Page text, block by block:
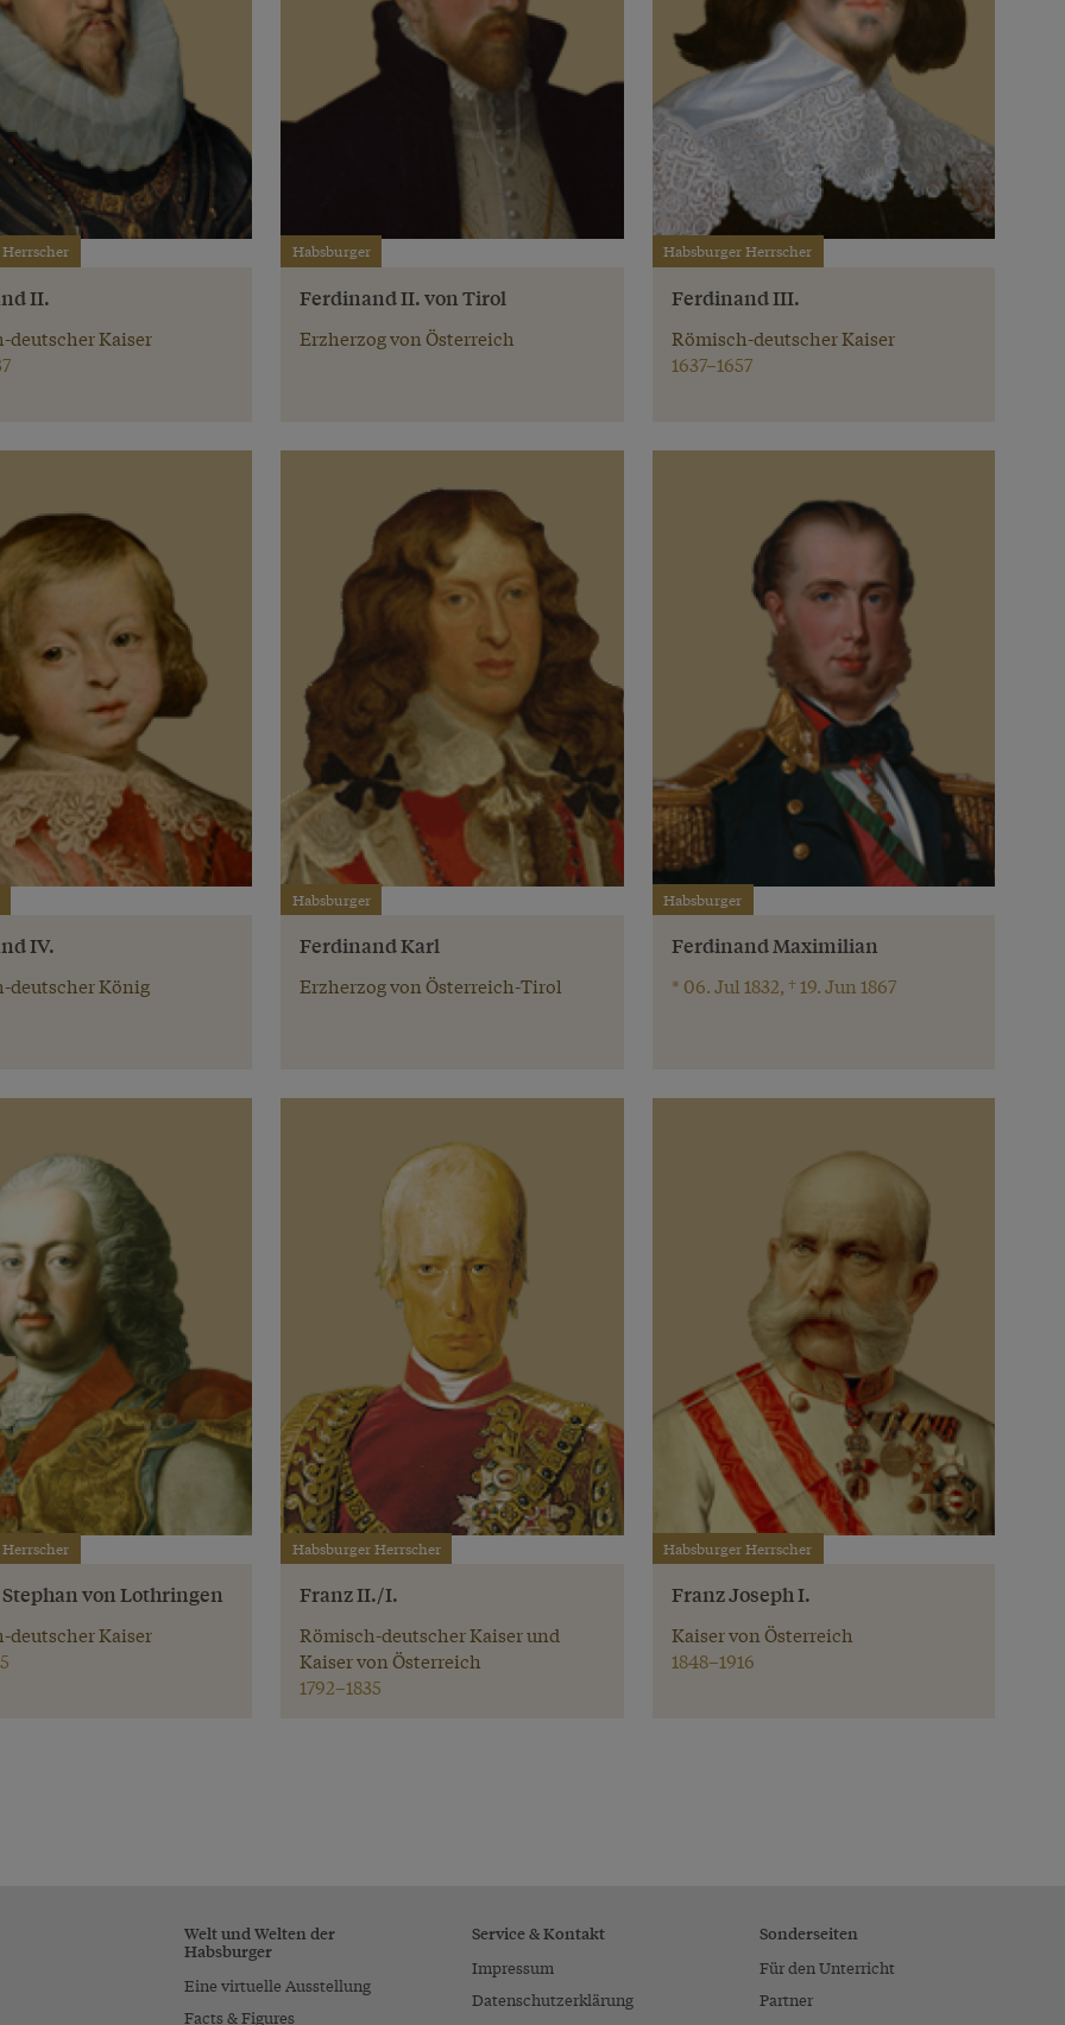
II.
deutscher Kaiser
Habsburger
Ferdinand II. von Tirol
Erzherzog von Österreich
Habsburger Herrscher
Ferdinand III.
Römisch-deutscher Kaiser
1637–1657
IV.
deutscher König
Habsburger
Ferdinand Karl
Erzherzog von Österreich-Tirol
Habsburger
Ferdinand Maximilian
* 06. Jul 1832, † 19. Jun 1867
von Lothringen
deutscher Kaiser
Habsburger Herrscher
Franz II./I.
Römisch-deutscher Kaiser und
Kaiser von Österreich
1792–1835
Habsburger Herrscher
Franz Joseph I.
Kaiser von Österreich
1848–1916
Welt und Welten der
Habsburger
Eine virtuelle Ausstellung
Facts & Figures
Service & Kontakt
Impressum
Datenschutzerklärung
Sonderseiten
Für den Unterricht
Partner